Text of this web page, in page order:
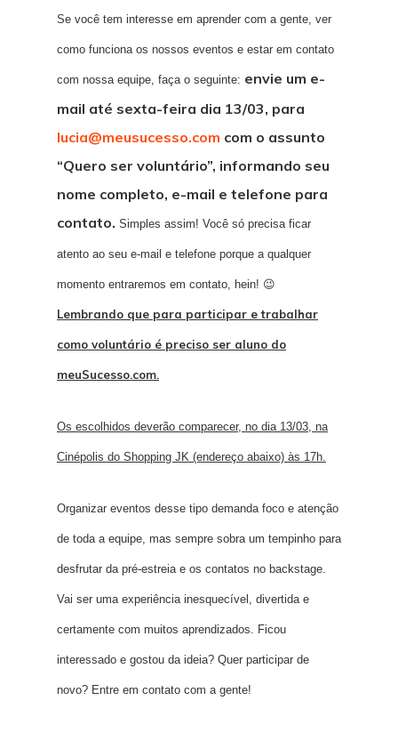
Se você tem interesse em aprender com a gente, ver
como funciona os nossos eventos e estar em contato
com nossa equipe, faça o seguinte: envie um e-
mail até sexta-feira dia 13/03, para
lucia@meusucesso.com com o assunto
“Quero ser voluntário”, informando seu
nome completo, e-mail e telefone para
contato. Simples assim! Você só precisa ficar
atento ao seu e-mail e telefone porque a qualquer
momento entraremos em contato, hein! 😉
Lembrando que para participar e trabalhar
como voluntário é preciso ser aluno do
meuSucesso.com.
Os escolhidos deverão comparecer, no dia 13/03, na
Cinépolis do Shopping JK (endereço abaixo) às 17h.
Organizar eventos desse tipo demanda foco e atenção
de toda a equipe, mas sempre sobra um tempinho para
desfrutar da pré-estreia e os contatos no backstage.
Vai ser uma experiência inesquecível, divertida e
certamente com muitos aprendizados. Ficou
interessado e gostou da ideia? Quer participar de
novo? Entre em contato com a gente!